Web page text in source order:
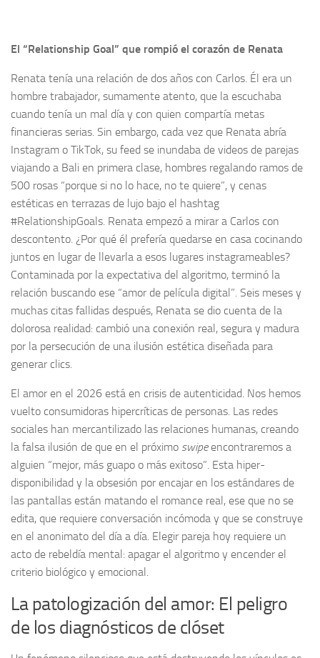
El “Relationship Goal” que rompió el corazón de Renata
Renata tenía una relación de dos años con Carlos. Él era un
hombre trabajador, sumamente atento, que la escuchaba
cuando tenía un mal día y con quien compartía metas
financieras serias. Sin embargo, cada vez que Renata abría
Instagram o TikTok, su feed se inundaba de videos de parejas
viajando a Bali en primera clase, hombres regalando ramos de
500 rosas “porque si no lo hace, no te quiere”, y cenas
estéticas en terrazas de lujo bajo el hashtag
#RelationshipGoals. Renata empezó a mirar a Carlos con
descontento. ¿Por qué él prefería quedarse en casa cocinando
juntos en lugar de llevarla a esos lugares instagrameables?
Contaminada por la expectativa del algoritmo, terminó la
relación buscando ese “amor de película digital”. Seis meses y
muchas citas fallidas después, Renata se dio cuenta de la
dolorosa realidad: cambió una conexión real, segura y madura
por la persecución de una ilusión estética diseñada para
generar clics.
El amor en el 2026 está en crisis de autenticidad. Nos hemos
vuelto consumidoras hipercríticas de personas. Las redes
sociales han mercantilizado las relaciones humanas, creando
la falsa ilusión de que en el próximo swipeencontraremos a
alguien “mejor, más guapo o más exitoso”. Esta hiper-
disponibilidad y la obsesión por encajar en los estándares de
las pantallas están matando el romance real, ese que no se
edita, que requiere conversación incómoda y que se construye
en el anonimato del día a día. Elegir pareja hoy requiere un
acto de rebeldía mental: apagar el algoritmo y encender el
criterio biológico y emocional.
La patologización del amor: El peligro
de los diagnósticos de clóset